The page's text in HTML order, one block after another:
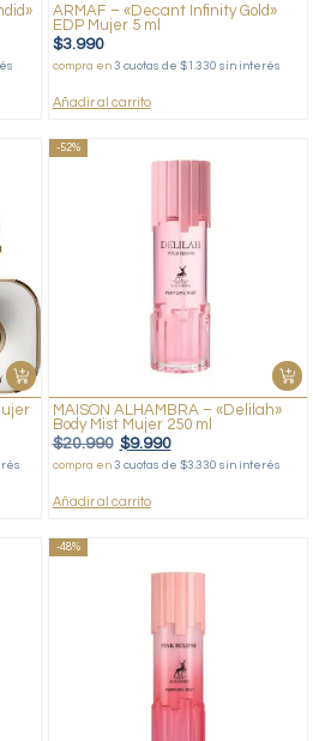
ARMAF – «Decant Infinity Gold»
EDP Mujer 5 ml
$3.990
compra en 3 cuotas de $1.330 sin interés
Añadir al carrito
-52%
MAISON ALHAMBRA – «Delilah»
Body Mist Mujer 250 ml
$20.990 $9.990
compra en 3 cuotas de $3.330 sin interés
Añadir al carrito
-48%